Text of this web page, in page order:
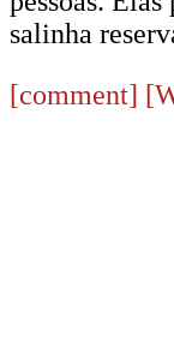
salinha
[comment]